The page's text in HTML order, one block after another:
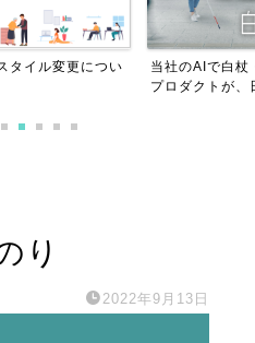
タイル変更につい
当社のAIで白杖
プロダクトが、
り
2022年9月13日